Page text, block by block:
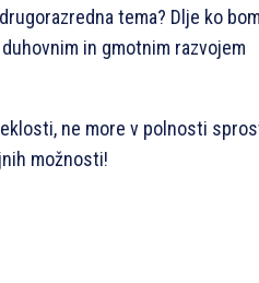
tema? Dlje ko
in gmotnim razvojem
ne more v polnosti
možnosti!